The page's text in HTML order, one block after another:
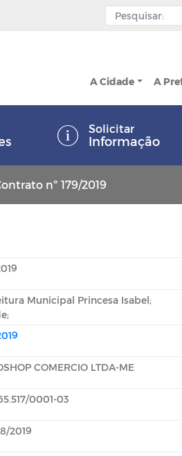
A Cidade A
Solicitar
Informação
nº 179/2019
Municipal Princesa Isabel;
COMERCIO LTDA-ME
0001-03
2019